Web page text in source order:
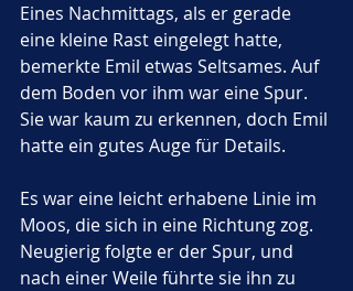
Eines Nachmittags, als er gerade
eine kleine Rast eingelegt hatte,
bemerkte Emil etwas Seltsames. Auf
dem Boden vor ihm war eine Spur.
Sie war kaum zu erkennen, doch Emil
hatte ein gutes Auge für Details.
Es war eine leicht erhabene Linie im
Moos, die sich in eine Richtung zog.
Neugierig folgte er der Spur, und
nach einer Weile führte sie ihn zu